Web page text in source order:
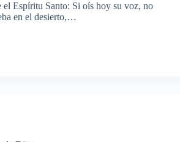
el Espíritu Santo: Si oís hoy su voz, no
en el desierto,…